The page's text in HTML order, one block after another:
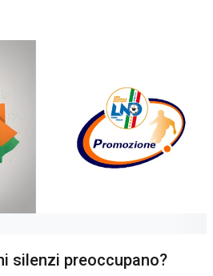
silenzi preoccupano?